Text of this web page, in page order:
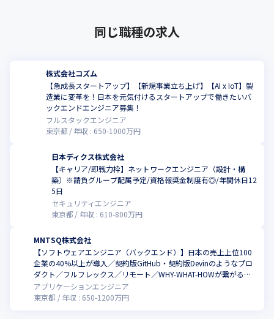
同じ職種の求人
株式会社コズム
【急成長スタートアップ】【新規事業立ち上げ】【AI x IoT】製
造業に変革を！日本を元気付けるスタートアップで働きたいバ
ックエンドエンジニア募集！
フルスタックエンジニア
東京都
年収 : 650-1000万円
日本ディクス株式会社
【キャリア/即戦力枠】ネットワークエンジニア（設計・構
築）※請負グループ配属予定/資格報奨金制度有◎/年間休日12
5日
セキュリティエンジニア
東京都
年収 : 610-800万円
MNTSQ株式会社
【ソフトウェアエンジニア（バックエンド）】日本の売上上位100
企業の40%以上が導入／契約版GitHub・契約版Devinのようなプロ
ダクト／フルフレックス／リモート／WHY-WHAT-HOWが繋がる開
発体制と裁量／代表はコードも書く弁護士でエンジニアのリスペク
トが強い社風
アプリケーションエンジニア
東京都
年収 : 650-1200万円